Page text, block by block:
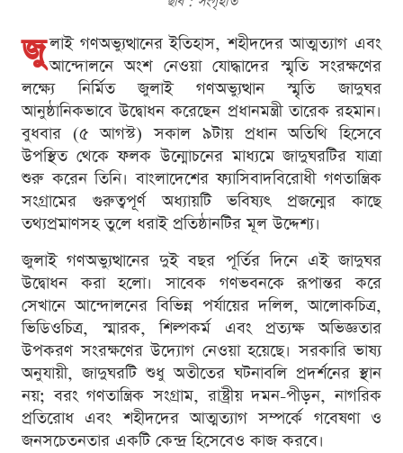
জু লাই গণঅভ্যুত্থানের ইতিহাস, শহীদদের আত্মত্যাগ এবং
আন্দোলনে অংশ নেওয়া যোদ্ধাদের স্মৃতি সংরক্ষণের
লক্ষ্যে নির্মিত জুলাই গণঅভ্যুত্থান স্মৃতি জাদুঘর
আনুষ্ঠানিকভাবে উদ্বোধন করেছেন প্রধানমন্ত্রী তারেক রহমান।
বুধবার (৫ আগস্ট) সকাল ৯টায় প্রধান অতিথি হিসেবে
উপস্থিত থেকে ফলক উন্মোচনের মাধ্যমে জাদুঘরটির যাত্রা
শুরু করেন তিনি। বাংলাদেশের ফ্যাসিবাদবিরোধী গণতান্ত্রিক
সংগ্রামের গুরুত্বপূর্ণ অধ্যায়টি ভবিষ্যৎ প্রজন্মের কাছে
তথ্যপ্রমাণসহ তুলে ধরাই প্রতিষ্ঠানটির মূল উদ্দেশ্য।
জুলাই গণঅভ্যুত্থানের দুই বছর পূর্তির দিনে এই জাদুঘর
উদ্বোধন করা হলো। সাবেক গণভবনকে রূপান্তর করে
সেখানে আন্দোলনের বিভিন্ন পর্যায়ের দলিল, আলোকচিত্র,
ভিডিওচিত্র, স্মারক, শিল্পকর্ম এবং প্রত্যক্ষ অভিজ্ঞতার
উপকরণ সংরক্ষণের উদ্যোগ নেওয়া হয়েছে। সরকারি ভাষ্য
অনুযায়ী, জাদুঘরটি শুধু অতীতের ঘটনাবলি প্রদর্শনের স্থান
নয়; বরং গণতান্ত্রিক সংগ্রাম, রাষ্ট্রীয় দমন-পীড়ন, নাগরিক
প্রতিরোধ এবং শহীদদের আত্মত্যাগ সম্পর্কে গবেষণা ও
জনসচেতনতার একটি কেন্দ্র হিসেবেও কাজ করবে।